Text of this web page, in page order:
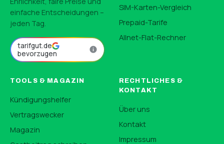
einfache Entscheidungen –
jeden Tag.
tarifgut.de
bevorzugen
SIM-Karten-Vergleich
Prepaid-Tarife
Allnet-Flat-Rechner
TOOLS & MAGAZIN
Kündigungshelfer
Vertragswecker
Magazin
RECHTLICHES &
KONTAKT
Über uns
Kontakt
Impressum